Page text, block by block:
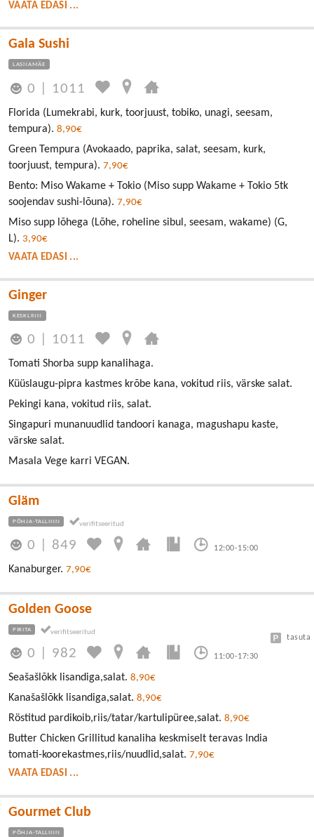
VAATA EDASI ...
Gala Sushi
LASNAMÄE
0 1011
Florida (Lumekrabi, kurk, toorjuust, tobiko, unagi, seesam,
tempura). 8,90€
Green Tempura (Avokaado, paprika, salat, seesam, kurk,
toorjuust, tempura). 7,90€
Bento: Miso Wakame + Tokio (Miso supp Wakame + Tokio 5tk
soojendav sushi-lõuna). 7,90€
Miso supp lõhega (Lõhe, roheline sibul, seesam, wakame) (G,
L). 3,90€
VAATA EDASI ...
Ginger
KESKLINN
0 1011
Tomati Shorba supp kanalihaga.
Küüslaugu-pipra kastmes krõbe kana, vokitud riis, värske salat.
Pekingi kana, vokitud riis, salat.
Singapuri munanuudlid tandoori kanaga, magushapu kaste,
värske salat.
Masala Vege karri VEGAN.
Gläm
PÕHJA-TALLINN
0 849 12:00-15:00
Kanaburger. 7,90€
Golden Goose
PIRITA
0 982 11:00-17:30
tasuta
Seašašlõkk lisandiga,salat. 8,90€
Kanašašlõkk lisandiga,salat. 8,90€
Röstitud pardikoib,riis/tatar/kartulipüree,salat. 8,90€
Butter Chicken Grillitud kanaliha keskmiselt teravas India
tomati-koorekastmes,riis/nuudlid,salat. 7,90€
VAATA EDASI ...
Gourmet Club
PÕHJA-TALLINN